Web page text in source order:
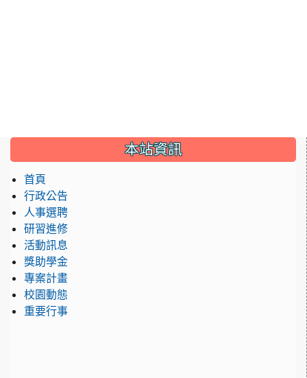
::: 本站資訊
首頁
行政公告
人事選聘
研習進修
活動訊息
獎助學金
專案計畫
校園動態
重要行事